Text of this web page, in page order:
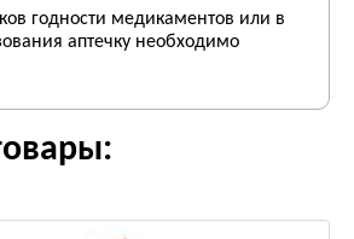
годности медикаментов или в
аптечку необходимо